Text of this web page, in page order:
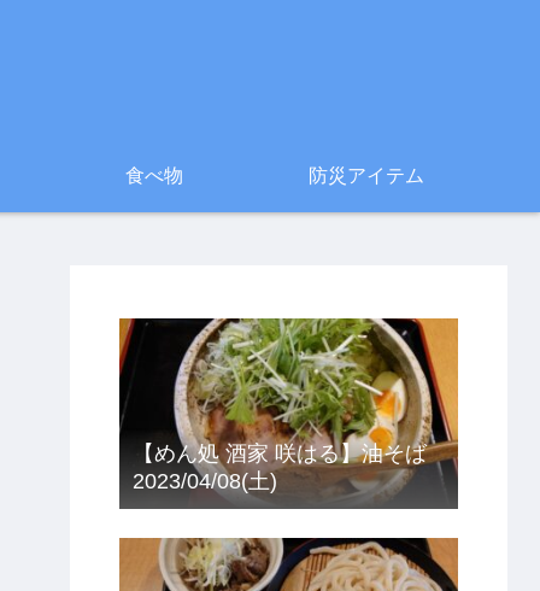
食べ物 防災アイテム
【めん処 酒家 咲はる】油そば
2023/04/08(土)